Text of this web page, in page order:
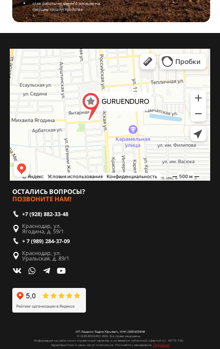
стаж работы не менее 4 месяцев на
текущем трудоустройстве
ОСТАЛИСЬ ВОПРОСЫ?
ПОЗВОНИТЕ НАМ!
+7 (928) 882-33-48
Краснодар, ул.
Ягодина, д. 59/1
+ 7 (989) 284-37-09
Краснодар, ул.
Уральская, д. 89/1
ИП Лещенко Вадим Юрьевич, ИНН 230816034048
© GURUENDURO 2026. Все права защищены.
Информация на сайте носит справочный характер и не является публичной офертой (ст. 437 ГК РФ).
Характеристики и цены могут отличаться. Уточняйте у менеджеров. Подробнее